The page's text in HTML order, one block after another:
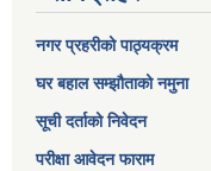
नगर प्रहरीको पाठ्यक्रम
घर बहाल सम्झौताको नमुना
सूची दर्ताको निवेदन
परीक्षा आवेदन फाराम